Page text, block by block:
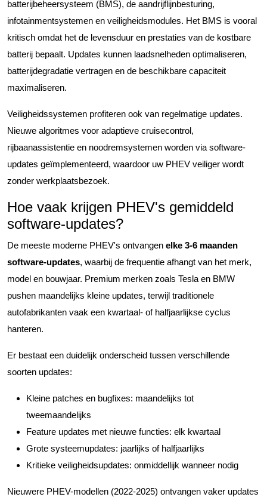
batterijbeheersysteem (BMS), de aandrijflijnbesturing,
infotainmentsystemen en veiligheidsmodules. Het BMS is vooral
kritisch omdat het de levensduur en prestaties van de kostbare
batterij bepaalt. Updates kunnen laadsnelheden optimaliseren,
batterijdegradatie vertragen en de beschikbare capaciteit
maximaliseren.
Veiligheidssystemen profiteren ook van regelmatige updates.
Nieuwe algoritmes voor adaptieve cruisecontrol,
rijbaanassistentie en noodremsystemen worden via software-
updates geïmplementeerd, waardoor uw PHEV veiliger wordt
zonder werkplaatsbezoek.
Hoe vaak krijgen PHEV's gemiddeld
software-updates?
De meeste moderne PHEV's ontvangen elke 3-6 maanden
software-updates, waarbij de frequentie afhangt van het merk,
model en bouwjaar. Premium merken zoals Tesla en BMW
pushen maandelijks kleine updates, terwijl traditionele
autofabrikanten vaak een kwartaal- of halfjaarlijkse cyclus
hanteren.
Er bestaat een duidelijk onderscheid tussen verschillende
soorten updates:
Kleine patches en bugfixes: maandelijks tot
tweemaandelijks
Feature updates met nieuwe functies: elk kwartaal
Grote systeemupdates: jaarlijks of halfjaarlijks
Kritieke veiligheidsupdates: onmiddellijk wanneer nodig
Nieuwere PHEV-modellen (2022-2025) ontvangen vaker updates